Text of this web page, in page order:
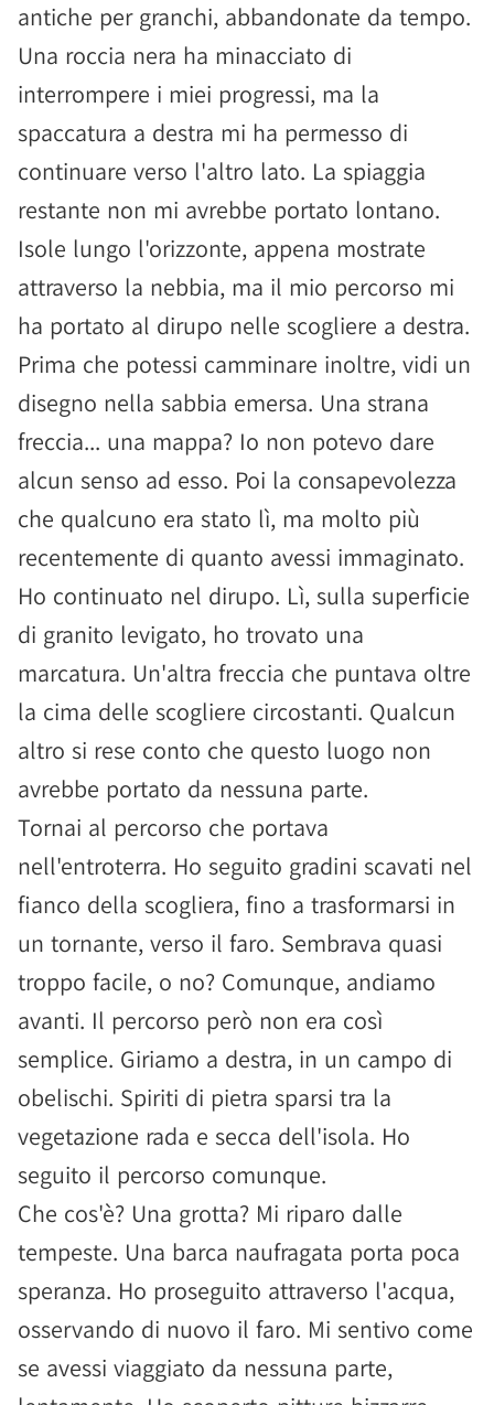
antiche per granchi, abbandonate da tempo.
Una roccia nera ha minacciato di
interrompere i miei progressi, ma la
spaccatura a destra mi ha permesso di
continuare verso l'altro lato. La spiaggia
restante non mi avrebbe portato lontano.
Isole lungo l'orizzonte, appena mostrate
attraverso la nebbia, ma il mio percorso mi
ha portato al dirupo nelle scogliere a destra.
Prima che potessi camminare inoltre, vidi un
disegno nella sabbia emersa. Una strana
freccia... una mappa? Io non potevo dare
alcun senso ad esso. Poi la consapevolezza
che qualcuno era stato lì, ma molto più
recentemente di quanto avessi immaginato.
Ho continuato nel dirupo. Lì, sulla superficie
di granito levigato, ho trovato una
marcatura. Un'altra freccia che puntava oltre
la cima delle scogliere circostanti. Qualcun
altro si rese conto che questo luogo non
avrebbe portato da nessuna parte.
Tornai al percorso che portava
nell'entroterra. Ho seguito gradini scavati nel
fianco della scogliera, fino a trasformarsi in
un tornante, verso il faro. Sembrava quasi
troppo facile, o no? Comunque, andiamo
avanti. Il percorso però non era così
semplice. Giriamo a destra, in un campo di
obelischi. Spiriti di pietra sparsi tra la
vegetazione rada e secca dell'isola. Ho
seguito il percorso comunque.
Che cos'è? Una grotta? Mi riparo dalle
tempeste. Una barca naufragata porta poca
speranza. Ho proseguito attraverso l'acqua,
osservando di nuovo il faro. Mi sentivo come
se avessi viaggiato da nessuna parte,